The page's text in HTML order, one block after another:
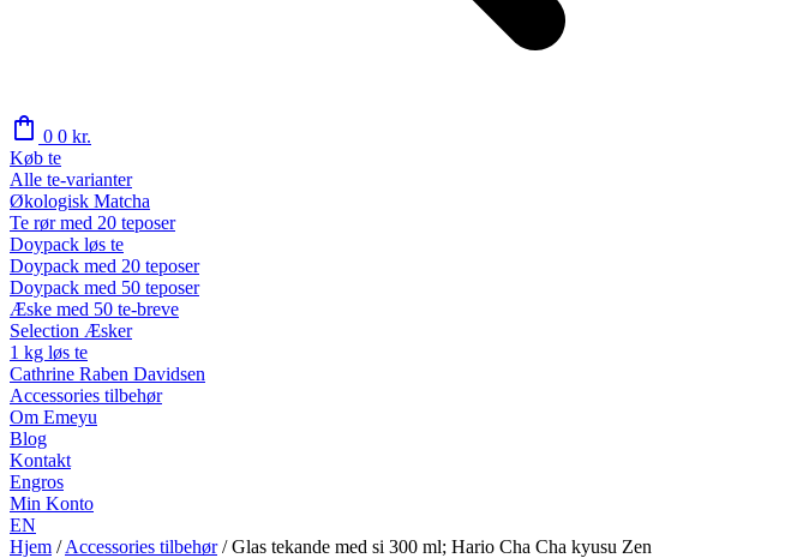
shopping_bag 0 0 kr.
Køb te
Alle te-varianter
Økologisk Matcha
Te rør med 20 teposer
Doypack løs te
Doypack med 20 teposer
Doypack med 50 teposer
Æske med 50 te-breve
Selection Æsker
1 kg løs te
Cathrine Raben Davidsen
Accessories tilbehør
Om Emeyu
Blog
Kontakt
Engros
Min Konto
EN
Hjem / Accessories tilbehør /Glas tekande med si 300 ml; Hario Cha Cha kyusu Zen